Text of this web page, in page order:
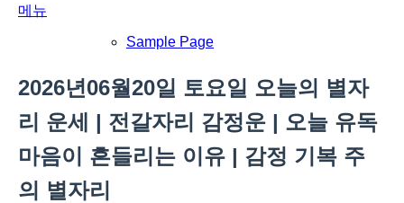
로
메뉴
Sample Page
2026년06월20일 토요일 오늘의 별자
리 운세 | 전갈자리 감정운 | 오늘 유독
마음이 흔들리는 이유 | 감정 기복 주
의 별자리